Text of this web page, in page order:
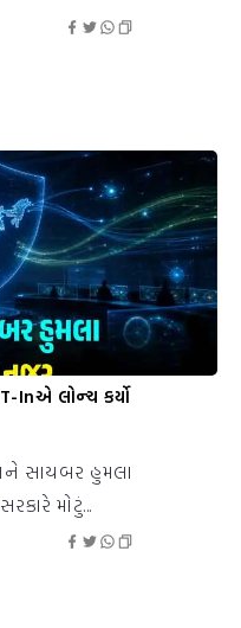
Inએ લોન્ચ કર્યો
સાયબર હુમલા
મોટું...